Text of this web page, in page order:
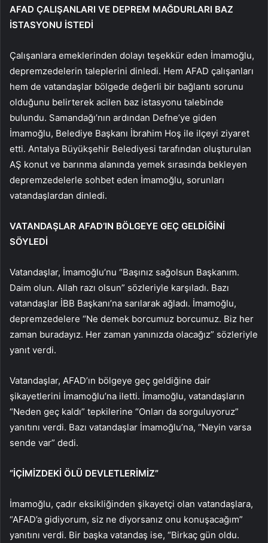
AFAD ÇALIŞANLARI VE DEPREM MAĞDURLARI BAZ
İSTASYONU İSTEDİ
Çalışanlara emeklerinden dolayı teşekkür eden İmamoğlu,
depremzedelerin taleplerini dinledi. Hem AFAD çalışanları
hem de vatandaşlar bölgede değerli bir bağlantı sorunu
olduğunu belirterek acilen baz istasyonu talebinde
bulundu. Samandağı’nın ardından Defne’ye giden
İmamoğlu, Belediye Başkanı İbrahim Hoş ile ilçeyi ziyaret
etti. Antalya Büyükşehir Belediyesi tarafından oluşturulan
AŞ konut ve barınma alanında yemek sırasında bekleyen
depremzedelerle sohbet eden İmamoğlu, sorunları
vatandaşlardan dinledi.
VATANDAŞLAR AFAD’IN BÖLGEYE GEÇ GELDİĞİNİ
SÖYLEDİ
Vatandaşlar, İmamoğlu’nu “Başınız sağolsun Başkanım.
Daim olun. Allah razı olsun” sözleriyle karşıladı. Bazı
vatandaşlar İBB Başkanı’na sarılarak ağladı. İmamoğlu,
depremzedelere “Ne demek borcumuz borcumuz. Biz her
zaman buradayız. Her zaman yanınızda olacağız” sözleriyle
yanıt verdi.
Vatandaşlar, AFAD’ın bölgeye geç geldiğine dair
şikayetlerini İmamoğlu’na iletti. İmamoğlu, vatandaşların
“Neden geç kaldı” tepkilerine “Onları da sorguluyoruz”
yanıtını verdi. Bazı vatandaşlar İmamoğlu’na, “Neyin varsa
sende var” dedi.
“İÇİMİZDEKİ ÖLÜ DEVLETLERİMİZ”
İmamoğlu, çadır eksikliğinden şikayetçi olan vatandaşlara,
“AFAD’a gidiyorum, siz ne diyorsanız onu konuşacağım”
yanıtını verdi. Bir başka vatandaş ise, “Birkaç gün oldu.